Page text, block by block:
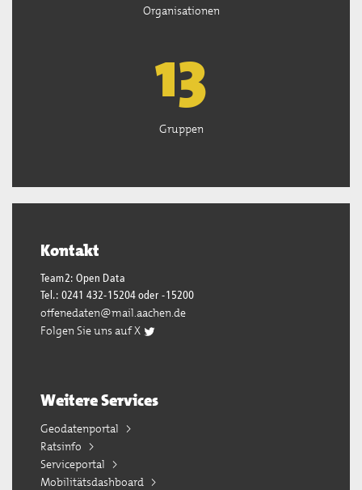
Organisationen
13
Gruppen
Kontakt
Team2: Open Data
Tel.: 0241 432-15204 oder -15200
offenedaten@mail.aachen.de
Folgen Sie uns auf X
Weitere Services
Geodatenportal
Ratsinfo
Serviceportal
Mobilitätsdashboard